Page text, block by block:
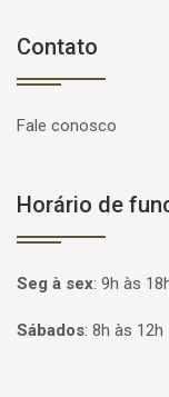
Contato
Fale conosco
Horário de
Seg à sex: 9h às
Sábados: 8h às 12h